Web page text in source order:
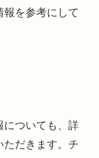
報を参考にして
についても、詳
ただきます。チ